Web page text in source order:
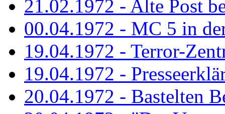
21.02.1972 - Alte Post
00.04.1972 - MC 5 in
19.04.1972 - Terror-
19.04.1972 -
20.04.1972 - Bastelten